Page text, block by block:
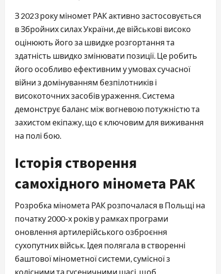
З 2023 року міномет РАК активно застосовується
в Збройних силах України, де військові високо
оцінюють його за швидке розгортання та
здатність швидко змінювати позиції. Це робить
його особливо ефективним у умовах сучасної
війни з домінуванням безпілотників і
високоточних засобів ураження. Система
демонструє баланс між вогневою потужністю та
захистом екіпажу, що є ключовим для виживання
на полі бою.
Історія створення
самохідного міномета РАК
Розробка міномета РАК розпочалася в Польщі на
початку 2000-х років у рамках програми
оновлення артилерійського озброєння
сухопутних військ. Ідея полягала в створенні
баштової мінометної системи, сумісної з
колісними та гусеничними шасі, щоб